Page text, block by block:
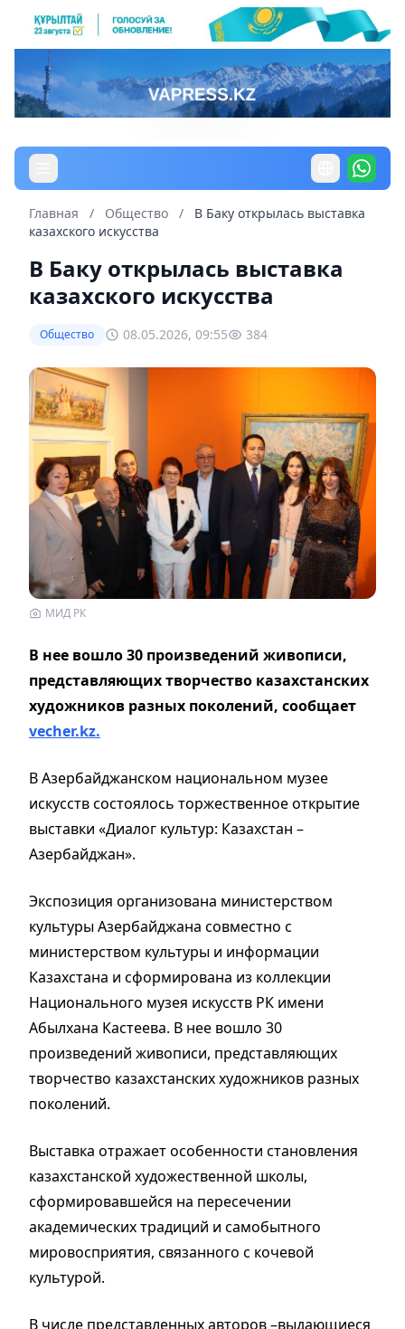
Главная / Общество /
В Баку открылась выставка
казахского искусства
В Баку открылась выставка
казахского искусства
Общество 08.05.2026, 09:55 384
МИД РК
В нее вошло 30 произведений живописи,
представляющих творчество казахстанских
художников разных поколений, сообщает
vecher.kz.
В Азербайджанском национальном музее
искусств состоялось торжественное открытие
выставки «Диалог культур: Казахстан –
Азербайджан».
Экспозиция организована министерством
культуры Азербайджана совместно с
министерством культуры и информации
Казахстана и сформирована из коллекции
Национального музея искусств РК имени
Абылхана Кастеева. В нее вошло 30
произведений живописи, представляющих
творчество казахстанских художников разных
поколений.
Выставка отражает особенности становления
казахстанской художественной школы,
сформировавшейся на пересечении
академических традиций и самобытного
мировосприятия, связанного с кочевой
культурой.
В числе представленных авторов –выдающиеся